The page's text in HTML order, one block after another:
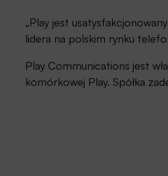
„Play jest
lidera na polskim rynku
Play Communications jest
komórkowej Play. Spółka